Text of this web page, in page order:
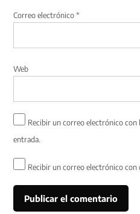
Correo electrónico*
Web
Recibir un correo electrónico
entrada.
Recibir un correo electrónico con